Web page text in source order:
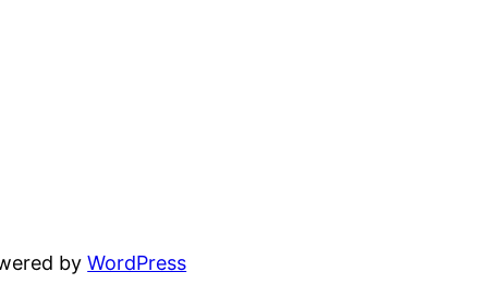
byWordPress